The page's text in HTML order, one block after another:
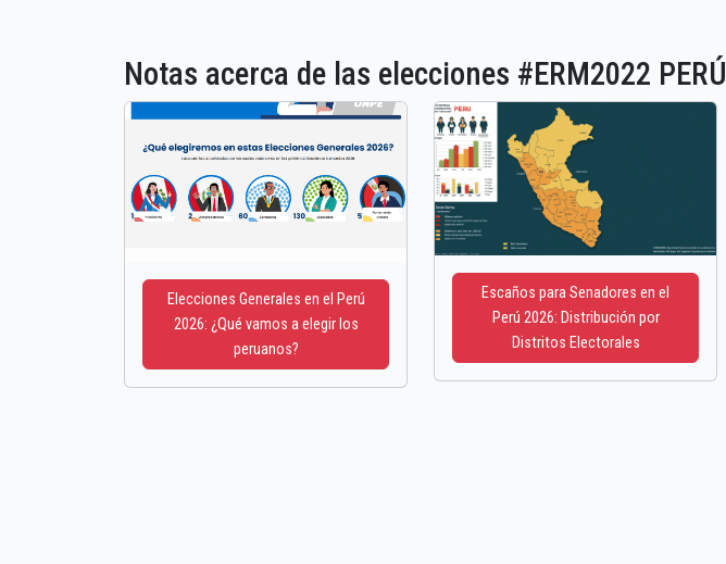
Notas acerca de las elecciones #ERM2022 PERÚ
Elecciones Generales en el Perú
2026: ¿Qué vamos a elegir los
peruanos?
Escaños para Senadores en el
Perú 2026: Distribución por
Distritos Electorales